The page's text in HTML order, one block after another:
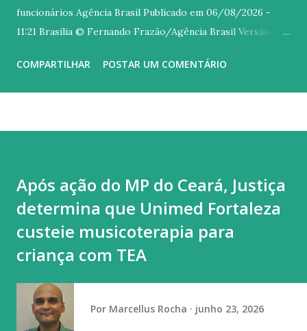
funcionários Agência Brasil Publicado em 06/08/2026 -
11:21 Brasília © Fernando Frazão/Agência Brasil Versão em
Superior do Trabalho (TST) e o Ministério Público do
superiores e colegas que busquem influenciar o voto livre e
secreto de funcionários. O assédio eleitoral ocorre quando
alguém utiliza sua posição de poder no ambiente de
trabalho para influenciar, constranger ou pressionar
trabalhadores a votar, deixar de votar ou apoiar
determinado candidato, partido ou posicionamento
político. “É a prática do empregador que gera esse
constrang...
COMPARTILHAR POSTAR UM COMENTÁRIO
Após ação do MP do Ceará, Justiça
determina que Unimed Fortaleza
custeie musicoterapia para
criança com TEA
Por Marcellus Rocha junho 23, 2026